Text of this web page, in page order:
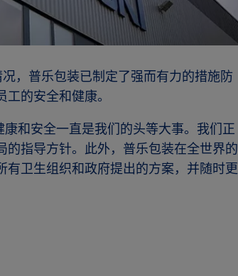
，普乐包装已制定了强而有力的措施防
的安全和健康。
和安全一直是我们的头等大事。我们正
指导方针。此外，普乐包装在全世界的
卫生组织和政府提出的方案，并随时更